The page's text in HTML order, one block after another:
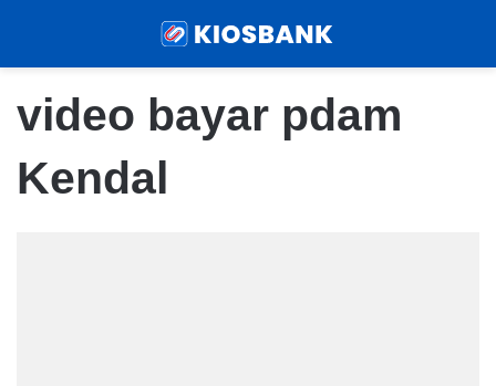
video bayar pdam
Kendal